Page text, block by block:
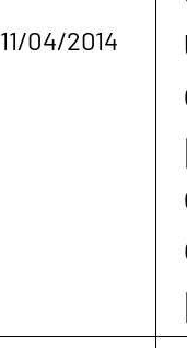
11/04/2014